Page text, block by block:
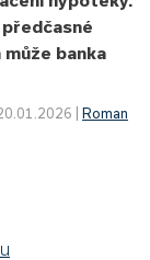
banka
| Roman